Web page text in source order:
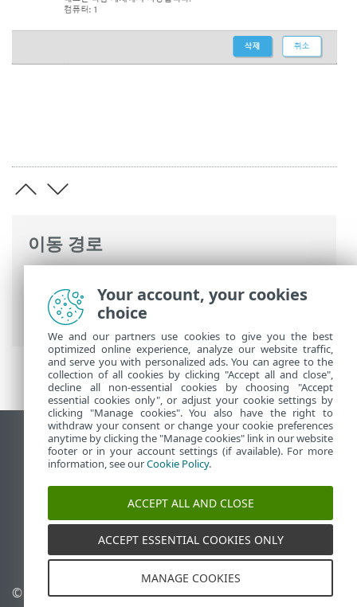
이동 경로
Prem>시작>ESET PROTECT 웹 콘솔> 태
데스크톱 사이트 보기
End of Life
ESET 지식 베이스
ESET Status Portal
국가별 지원
© 1992 - 2026 ESET, spol. s
쿠키 관리
Your account, your cookies
choice
We and our partners use cookies to give you the best
optimized online experience, analyze our website traffic,
and serve you with personalized ads. You can agree to the
collection of all cookies by clicking "Accept all and close",
decline all non-essential cookies by choosing "Accept
essential cookies only", or adjust your cookie settings by
clicking "Manage cookies". You also have the right to
withdraw your consent or change your cookie preferences
anytime by clicking the "Manage cookies" link in our website
footer or in your account settings (if available). For more
information, see ourCookie Policy.
ACCEPT ALL AND CLOSE
ACCEPT ESSENTIAL COOKIES ONLY
MANAGE COOKIES